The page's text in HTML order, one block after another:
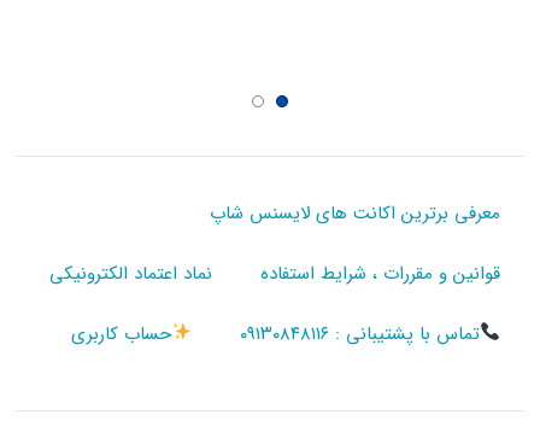
معرفی برترین اکانت های لایسنس شاپ
قوانین و مقررات ، شرایط استفاده نماد اعتماد الکترونیکی
تماس با پشتیبانی : ۰۹۱۳۰۸۴۸۱۱۶ حساب کاربری